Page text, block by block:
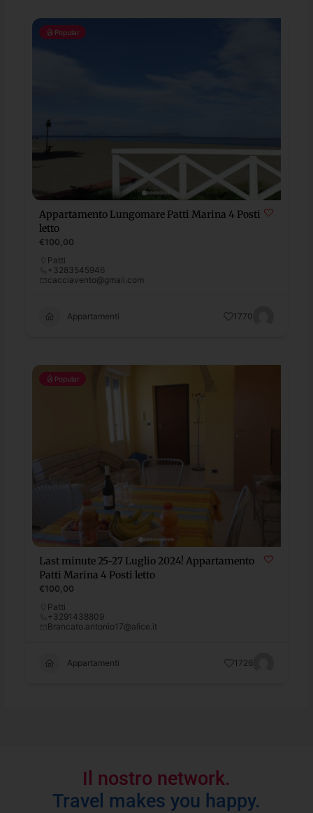
Popular
Appartamento Lungomare Patti Marina 4 Posti
letto
€100,00
Patti
+3283545946
cacciavento@gmail.com
Appartamenti 1770
Popular
Last minute 25-27 Luglio 2024! Appartamento
Patti Marina 4 Posti letto
€100,00
Patti
+3291438809
Brancato.antonio17@alice.it
Appartamenti 1726
Il nostro network.
Travel makes you happy.